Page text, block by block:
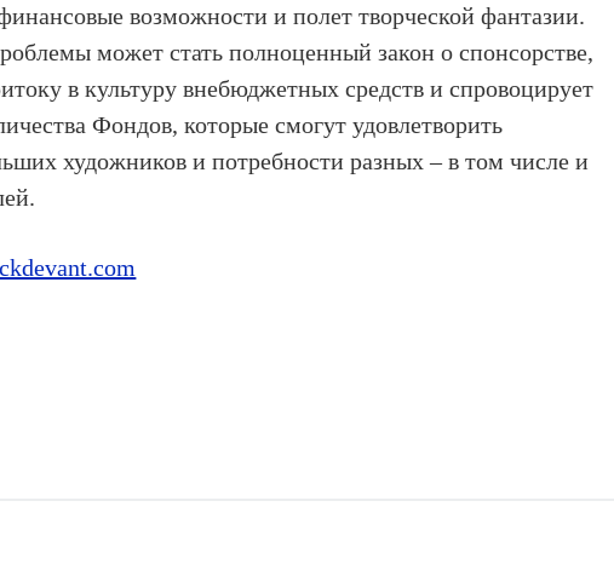
возможности и полет творческой фантазии.
может стать полноценный закон о спонсорстве,
в культуру внебюджетных средств и спровоцирует
Фондов, которые смогут удовлетворить
художников и потребности разных – в том числе и